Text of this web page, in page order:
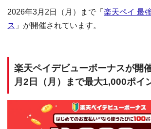
2026年3月2日（月）まで「 楽天ペイ 最
ス 」が開催されています。
楽天ペイデビューボーナスが開
月2日（月）まで最大1,000ポイ